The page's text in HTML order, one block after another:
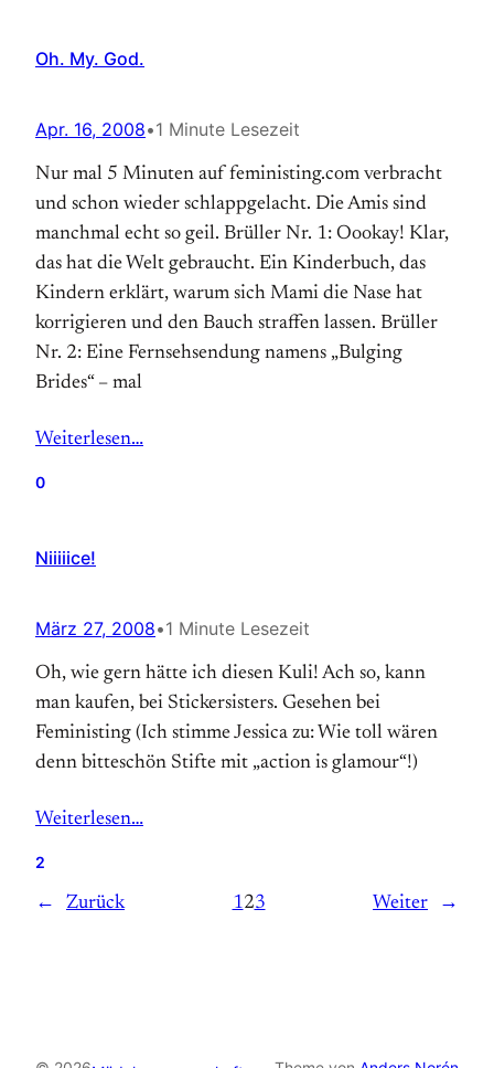
Oh. My. God.
Apr. 16, 2008•1 Minute Lesezeit
Nur mal 5 Minuten auf feministing.com verbracht
und schon wieder schlappgelacht. Die Amis sind
manchmal echt so geil. Brüller Nr. 1: Oookay! Klar,
das hat die Welt gebraucht. Ein Kinderbuch, das
Kindern erklärt, warum sich Mami die Nase hat
korrigieren und den Bauch straffen lassen. Brüller
Nr. 2: Eine Fernsehsendung namens „Bulging
Brides“ – mal
Weiterlesen…
0
Niiiiice!
März 27, 2008•1 Minute Lesezeit
Oh, wie gern hätte ich diesen Kuli! Ach so, kann
man kaufen, bei Stickersisters. Gesehen bei
Feministing (Ich stimme Jessica zu: Wie toll wären
denn bitteschön Stifte mit „action is glamour“!)
Weiterlesen…
2
← Zurück 123 Weiter →